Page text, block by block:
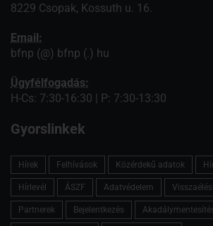
8229 Csopak, Kossuth u. 16.
Email:
bfnp (@) bfnp (.) hu
Ügyfélfogadás:
H-Cs: 7:30-16:30 | P: 7:30-13:30
Gyorslinkek
Hírek Felhívások Közérdekű adatok
Hírlevél ÁSZF Adatvédelem
Partnerek Bejelentkezés